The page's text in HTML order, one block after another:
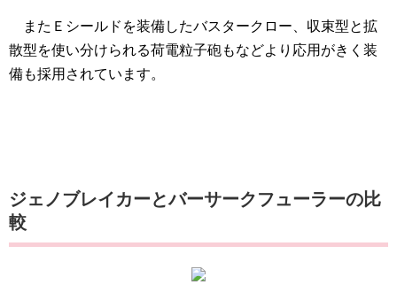
またＥシールドを装備したバスタークロー、収束型と拡
散型を使い分けられる荷電粒子砲もなどより応用がきく装
備も採用されています。
ジェノブレイカーとバーサークフューラーの比
較